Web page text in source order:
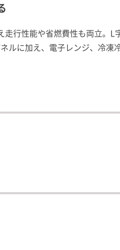
行性能や省燃費性も両立。L
に加え、電子レンジ、冷凍